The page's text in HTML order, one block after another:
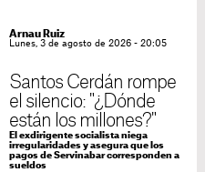
Arnau Ruiz
Lunes, 3 de agosto de 2026 - 20:05
Santos Cerdán rompe
el silencio: "¿Dónde
están los millones?"
El exdirigente socialista niega
irregularidades y asegura que los
pagos de Servinabar corresponden a
sueldos